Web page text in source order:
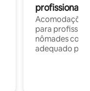
profissionais
para
nômades com
adequado